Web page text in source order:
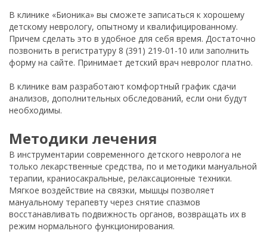
В клинике «Бионика» вы сможете записаться к хорошему
детскому неврологу, опытному и квалифицированному.
Причем сделать это в удобное для себя время. Достаточно
позвонить в регистратуру 8 (391) 219-01-10 или заполнить
форму на сайте. Принимает детский врач невролог платно.
В клинике вам разработают комфортный график сдачи
анализов, дополнительных обследований, если они будут
необходимы.
Методики лечения
В инструментарии современного детского невролога не
только лекарственные средства, по и методики мануальной
терапии, краниосакральные, релаксационные техники.
Мягкое воздействие на связки, мышцы позволяет
мануальному терапевту через снятие спазмов
восстанавливать подвижность органов, возвращать их в
режим нормального функционирования.